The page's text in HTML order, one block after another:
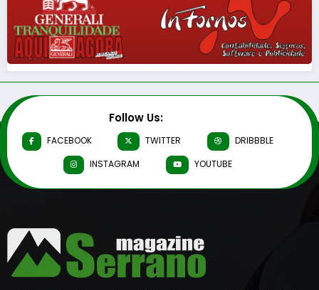
Follow Us:
FACEBOOK TWITTER
DRIBBBLE
INSTAGRAM
YOUTUBE